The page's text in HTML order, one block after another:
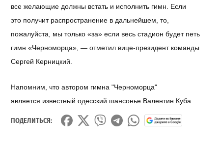
все желающие должны встать и исполнить гимн. Если
это получит распространение в дальнейшем, то,
пожалуйста, мы только «за» если весь стадион будет петь
гимн «Черноморца», — отметил вице-президент команды
Сергей Керницкий.
Напомним, что автором гимна "Черноморца"
является известный одесский шансонье Валентин Куба.
ПОДЕЛИТЬСЯ: